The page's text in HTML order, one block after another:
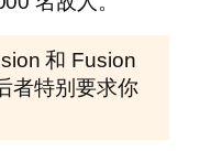
和 Fusion
者特别要求你